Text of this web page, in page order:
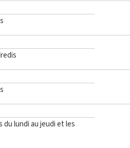
lundi au jeudi et les